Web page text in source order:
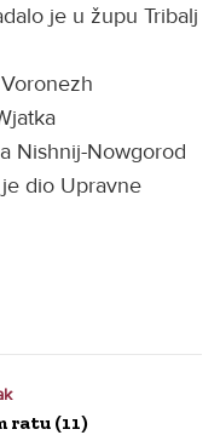
je u župu Tribalj
Nishnij-Nowgorod
dio Upravne
ratu (11)